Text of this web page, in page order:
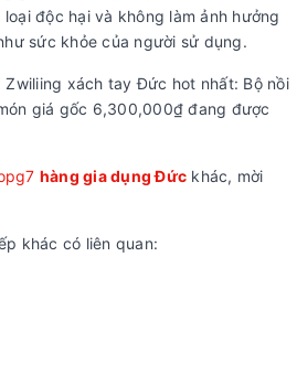
độc hại và không làm ảnh hưởng
sức khỏe của người sử dụng.
Zwiliing xách tay Đức hot nhất: Bộ nồi
giá gốc 6,300,000₫ đang được
hàng gia dụng Đức khác, mời
khác có liên quan: